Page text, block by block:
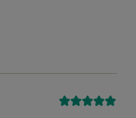
zostało usunięte